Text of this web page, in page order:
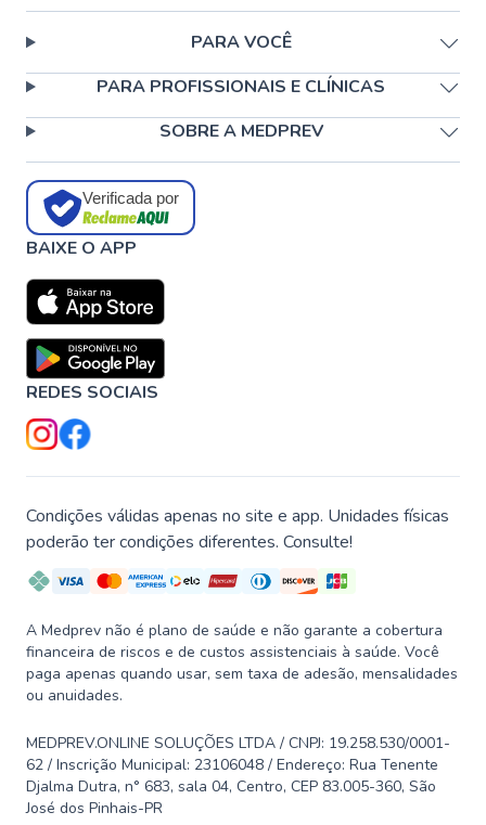
PARA VOCÊ
PARA PROFISSIONAIS E CLÍNICAS
SOBRE A MEDPREV
Verificada por
BAIXE O APP
REDES SOCIAIS
Condições válidas apenas no site e app. Unidades físicas
poderão ter condições diferentes. Consulte!
A Medprev não é plano de saúde e não garante a cobertura
financeira de riscos e de custos assistenciais à saúde. Você
paga apenas quando usar, sem taxa de adesão, mensalidades
ou anuidades.
MEDPREV.ONLINE SOLUÇÕES LTDA / CNPJ: 19.258.530/0001-
62 / Inscrição Municipal: 23106048 / Endereço: Rua Tenente
Djalma Dutra, n° 683, sala 04, Centro, CEP 83.005-360, São
José dos Pinhais-PR